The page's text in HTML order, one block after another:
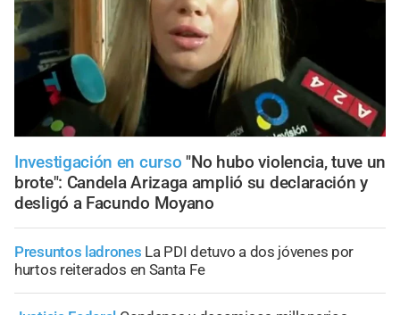
Investigación en curso "No hubo violencia, tuve un
brote": Candela Arizaga amplió su declaración y
desligó a Facundo Moyano
Presuntos ladrones La PDI detuvo a dos jóvenes por
hurtos reiterados en Santa Fe